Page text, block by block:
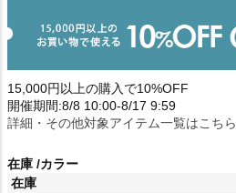
15,000円以上の購入で10%OFF
開催期間:8/8 10:00-8/17 9:59
詳細・その他対象アイテム一覧はこちら
在庫 カラー
在庫